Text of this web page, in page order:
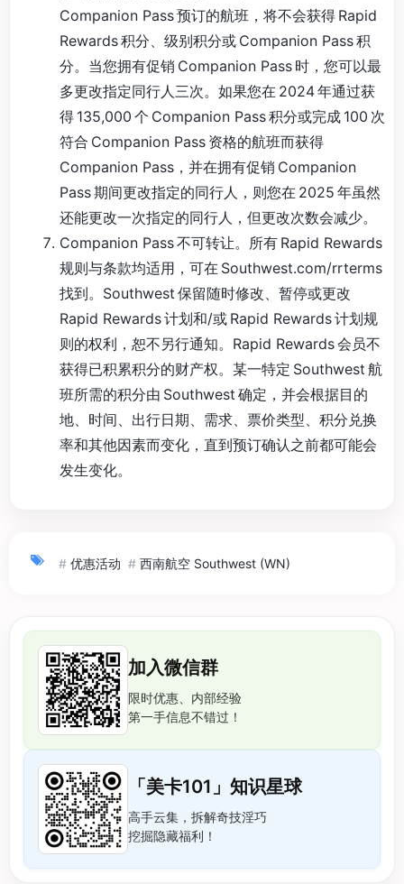
Companion Pass 预订的航班，将不会获得 Rapid
Rewards 积分、级别积分或 Companion Pass 积
分。当您拥有促销 Companion Pass 时，您可以最
多更改指定同行人三次。如果您在 2024 年通过获
得 135,000 个 Companion Pass 积分或完成 100 次
符合 Companion Pass 资格的航班而获得
Companion Pass，并在拥有促销 Companion
Pass 期间更改指定的同行人，则您在 2025 年虽然
还能更改一次指定的同行人，但更改次数会减少。
Companion Pass 不可转让。所有 Rapid Rewards
规则与条款均适用，可在 Southwest.com/rrterms
找到。Southwest 保留随时修改、暂停或更改
Rapid Rewards 计划和/或 Rapid Rewards 计划规
则的权利，恕不另行通知。Rapid Rewards 会员不
获得已积累积分的财产权。某一特定 Southwest 航
班所需的积分由 Southwest 确定，并会根据目的
地、时间、出行日期、需求、票价类型、积分兑换
率和其他因素而变化，直到预订确认之前都可能会
发生变化。
# 优惠活动 # 西南航空 Southwest (WN)
加入微信群
限时优惠、内部经验
第一手信息不错过！
「美卡101」知识星球
高手云集，拆解奇技淫巧
挖掘隐藏福利！